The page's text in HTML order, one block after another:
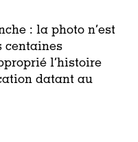
: la photo n’est
centaines
l’histoire
datant au